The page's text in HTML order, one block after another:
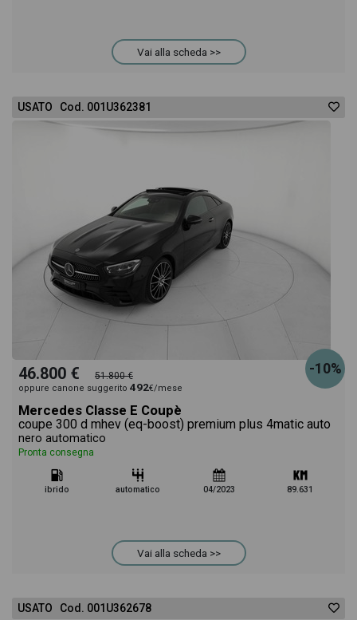
decisione di provare il veicolo o acquistarlo online!
All'interno della pagina Mercedes Classe E Coupè
350 d premium plus 4matic auto troverai anche il
per l'acquisto del veicolo.
Vai alla scheda >>
USATO Cod. 001U362381
-10%
46.800 € 51.800 €
oppure canone suggerito 492€/mese
Mercedes Classe E Coupè
coupe 300 d mhev (eq-boost) premium plus 4matic auto
nero automatico
Pronta consegna
ibrido automatico 04/2023 89.631
Vai alla scheda >>
USATO Cod. 001U362678